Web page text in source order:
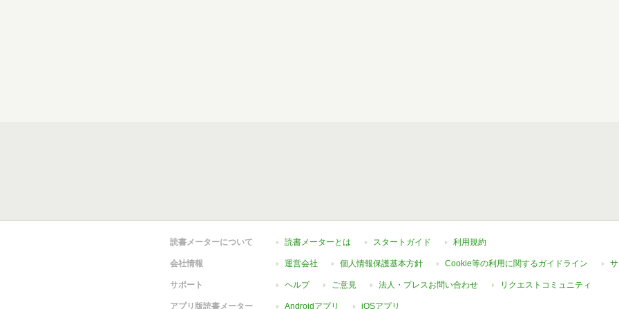
読書メーターについて 読書メーターとは スタートガイド 利用規約
会社情報 運営会社 個人情報保護基本方針 Cookie等の利用に関するガイドライン
サポート ヘルプ ご意見 法人・プレスお問い合わせ リクエストコミュニティ
アプリ版読書メーター Androidアプリ iOSアプリ